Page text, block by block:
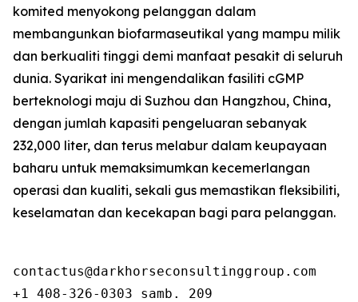
komited menyokong pelanggan dalam
membangunkan biofarmaseutikal yang mampu milik
dan berkualiti tinggi demi manfaat pesakit di seluruh
dunia. Syarikat ini mengendalikan fasiliti cGMP
berteknologi maju di Suzhou dan Hangzhou, China,
dengan jumlah kapasiti pengeluaran sebanyak
232,000 liter, dan terus melabur dalam keupayaan
baharu untuk memaksimumkan kecemerlangan
operasi dan kualiti, sekali gus memastikan fleksibiliti,
keselamatan dan kecekapan bagi para pelanggan.
contactus@darkhorseconsultinggroup.com
+1 408-326-0303 samb. 209